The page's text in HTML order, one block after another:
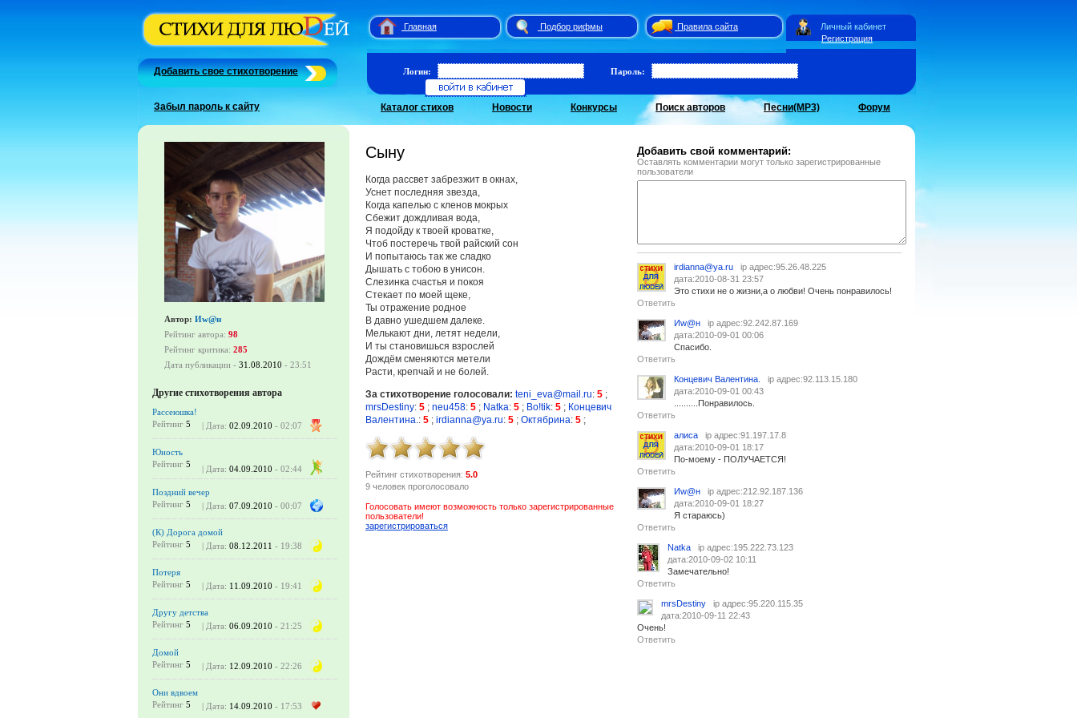
Главная Подбор рифмы
Правила сайта
Регистрация
Личный кабинет
Добавить свое стихотворение
Забыл пароль к сайту
Логин: Пароль:
Каталог стихов Новости Конкурсы Поиск авторов Песни(MP3) Форум
Автор: Иw@н
Рейтинг автора: 98
Рейтинг критика: 285
Дата публикации - 31.08.2010 - 23:51
Другие стихотворения автора
Рассеюшка!
Рейтинг 5 | Дата: 02.09.2010 - 02:07
Юность
Рейтинг 5 | Дата: 04.09.2010 - 02:44
Поздний вечер
Рейтинг 5 | Дата: 07.09.2010 - 00:07
(К) Дорога домой
Рейтинг 5 | Дата: 08.12.2011 - 19:38
Потеря
Рейтинг 5 | Дата: 11.09.2010 - 19:41
Другу детства
Рейтинг 5 | Дата: 06.09.2010 - 21:25
Домой
Рейтинг 5 | Дата: 12.09.2010 - 22:26
Они вдвоем
Рейтинг 5 | Дата: 14.09.2010 - 17:53
Сыну
Когда рассвет забрезжит в окнах,
Уснет последняя звезда,
Когда капелью с кленов мокрых
Сбежит дождливая вода,
Я подойду к твоей кроватке,
Чтоб постеречь твой райский сон
И попытаюсь так же сладко
Дышать с тобою в унисон.
Слезинка счастья и покоя
Стекает по моей щеке,
Ты отражение родное
В давно ушедшем далеке.
Мелькают дни, летят недели,
И ты становишься взрослей
Дождём сменяются метели
Расти, крепчай и не болей.
За стихотворение голосовали: teni_eva@mail.ru: 5 ;
mrsDestiny: 5 ; neu458: 5 ; Natka: 5 ; Bo!tik: 5 ; Концевич
Валентина. : 5 ; irdianna@ya.ru: 5 ; Октябрина: 5 ;
Рейтинг стихотворения: 5.0
9 человек проголосовало
Голосовать имеют возможность только зарегистрированные
пользователи!
зарегистрироваться
Добавить свой комментарий:
Оставлять комментарии могут только зарегистрированные
пользователи
irdianna@ya.ru
ip адрес:95.26.48.225
дата:2010-08-31 23:57
Это стихи не о жизни,а о любви! Очень понравилось!
Ответить
Иw@н
ip адрес:92.242.87.169
дата:2010-09-01 00:06
Спасибо.
Ответить
Концевич Валентина.
ip адрес:92.113.15.180
дата:2010-09-01 00:43
..........Понравилось.
Ответить
алиса
ip адрес:91.197.17.8
дата:2010-09-01 18:17
По-моему - ПОЛУЧАЕТСЯ!
Ответить
Иw@н
ip адрес:212.92.187.136
дата:2010-09-01 18:27
Я стараюсь)
Ответить
Natka
ip адрес:195.222.73.123
дата:2010-09-02 10:11
Замечательно!
Ответить
mrsDestiny
ip адрес:95.220.115.35
дата:2010-09-11 22:43
Очень!
Ответить